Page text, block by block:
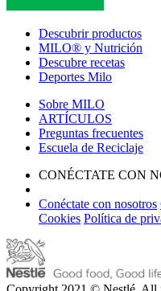
Descubrir productos
MILO® y Nutrición
Descubre recetas
Deportes Milo
Sobre MILO
ARTÍCULOS
Preguntas frecuentes
Escuela de Reciclaje
CONÉCTATE CON
Conéctate con nosotros
Cookies Política de